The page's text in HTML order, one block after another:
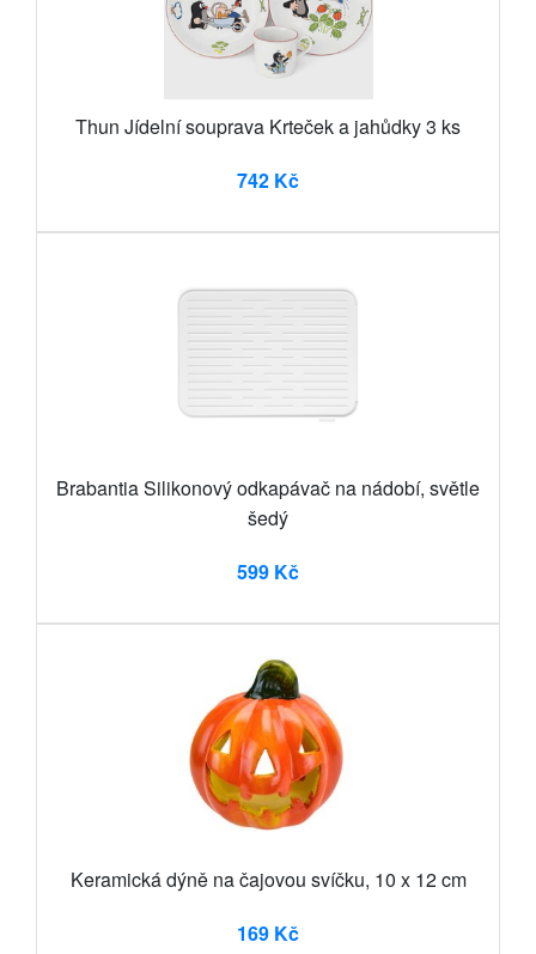
Thun Jídelní souprava Krteček a jahůdky 3 ks
742 Kč
Brabantia Silikonový odkapávač na nádobí, světle
šedý
599 Kč
Keramická dýně na čajovou svíčku, 10 x 12 cm
169 Kč